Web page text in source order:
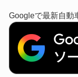
Googleで最新自動